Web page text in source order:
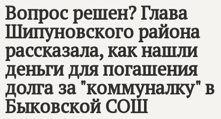
Вопрос решен? Глава
Шипуновского района
рассказала, как нашли
деньги для погашения
долга за "коммуналку" в
Быковской СОШ